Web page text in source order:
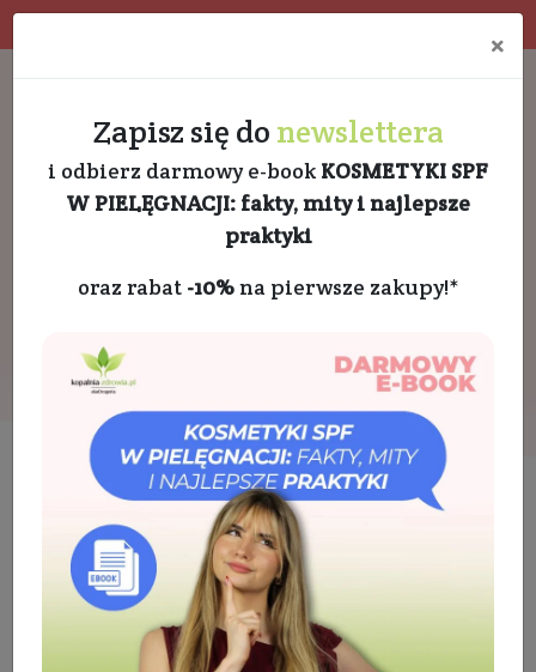
Kosmetyki Ciało
w kostce
Mydło Lastryko
×
Zapisz się do newslettera
i odbierz darmowy e-book KOSMETYKI SPF
W PIELĘGNACJI: fakty, mity i najlepsze
praktyki
oraz rabat -10%na pierwsze zakupy!*